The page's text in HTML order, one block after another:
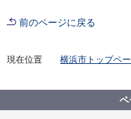
前のページに戻る
現在位置 横浜市トップペ
ペ